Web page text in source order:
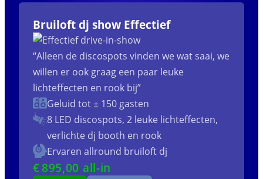
Bruiloft dj show Effectief
“Alleen de discospots vinden we wat saai, we
willen er ook graag een paar leuke
lichteffecten en rook bij”
Geluid tot ± 150 gasten
8 LED discospots, 2 leuke lichteffecten,
verlichte dj booth en rook
Ervaren allround bruiloft dj
€895,00 all-in